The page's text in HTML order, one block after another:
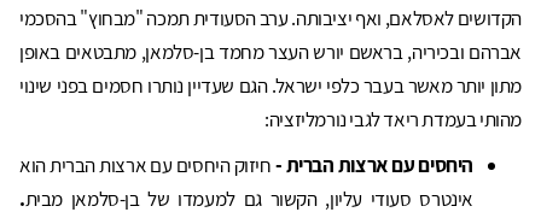
הקדושים לאסלאם, ואף יציבותה. ערב הסעודית תמכה "מבחוץ" בהסכמי
אברהם ובכיריה, בראשם יורש העצר מחמד בן-סלמאן, מתבטאים באופן
מתון יותר מאשר בעבר כלפי ישראל. הגם שעדיין נותרו חסמים בפני שינוי
מהותי בעמדת ריאד לגבי נורמליזציה:
היחסים עם ארצות הברית -חיזוק היחסים עם ארצות הברית הוא
אינטרס סעודי עליון, הקשור גם למעמדו של בן-סלמאן מבית.